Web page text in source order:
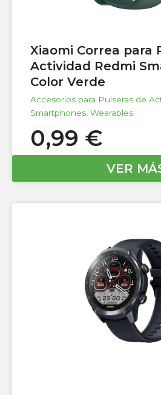
Xiaomi Correa para
Actividad Redmi
Color Verde
Accesorios para Pulseras de
Smartphones Wearables
0,99 €
VER